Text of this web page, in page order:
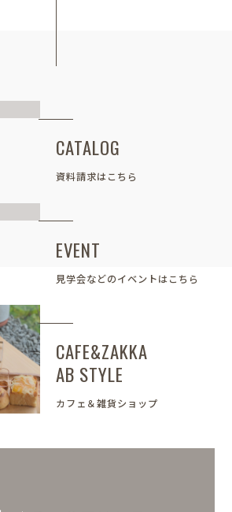
CATALOG
資料請求はこちら
EVENT
見学会などのイベントはこちら
CAFE&ZAKKA
AB STYLE
カフェ＆雑貨ショップ